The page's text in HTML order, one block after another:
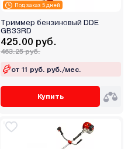
Под заказ 5 дней
Триммер бензиновый DDE
GB33RD
425.00 руб.
463.25 руб.
от 11 руб. руб./мес.
Купить